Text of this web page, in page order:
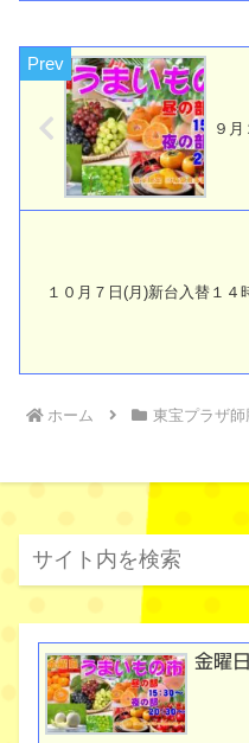
９
１０月７日(月)新台入替１４
ホーム 東宝プラザ師
金曜